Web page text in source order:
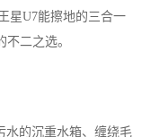
星U7能擦地的三合一
二之选。
水的沉重水箱、缠绕毛